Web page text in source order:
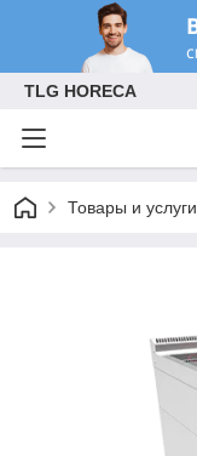
TLG HORECA
Товары и услуги